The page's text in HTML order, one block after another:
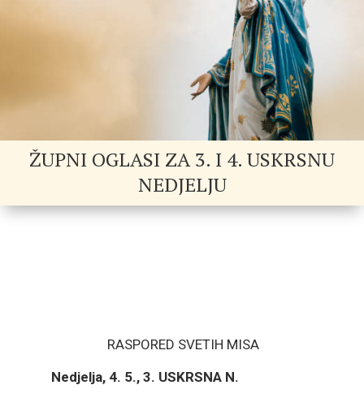
ŽUPNI OGLASI ZA 3. I 4. USKRSNU
NEDJELJU
RASPORED SVETIH MISA
Nedjelja, 4. 5., 3. USKRSNA N.